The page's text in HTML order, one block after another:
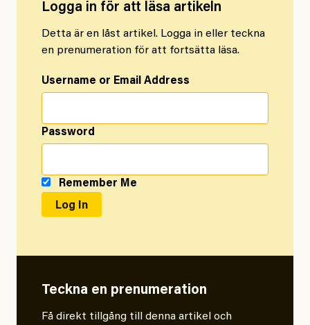
Logga in för att läsa artikeln
Detta är en låst artikel. Logga in eller teckna
en prenumeration för att fortsätta läsa.
Username or Email Address
Password
Remember Me
Teckna en prenumeration
Få direkt tillgång till denna artikel och